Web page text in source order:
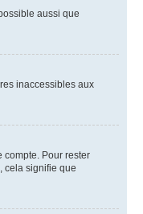
aussi que
inaccessibles aux
compte. Pour rester
cela signifie que